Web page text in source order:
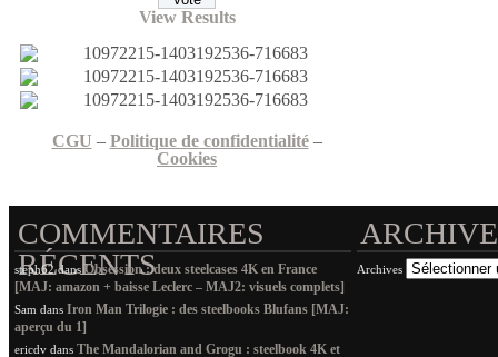
View Results
CGU – Politique de confidentialité–
Cookies
COMMENTAIRES
RÉCENTS
steph62dans Obsession : deux steelcases 4K en France
[MAJ: amazon + baisse Leclerc – MAJ2: visuels complets]
Sam dans Iron Man Trilogie : des steelbooks Blufans [MAJ:
aperçu du 1]
ericdv dans The Mandalorian and Grogu : steelbook 4K et
Archives